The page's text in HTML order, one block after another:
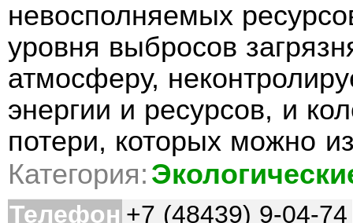
невосполняемых
уровня выбросов
атмосферу,
энергии и ресурсов, и
потери, которых можно
Категория:
Телефон +7 (48439) 9-04-74